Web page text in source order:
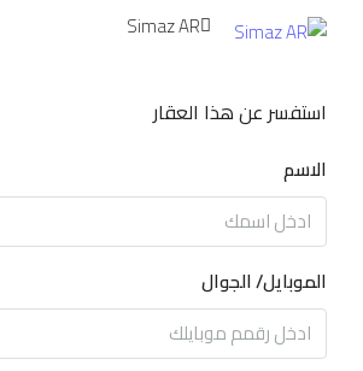
Simaz AR
استفسر عن هذا العقار
الاسم
الموبايل/ الجوال